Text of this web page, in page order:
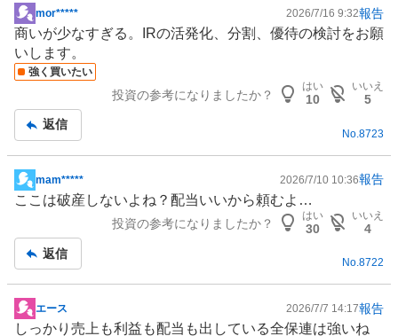
掲
示
板
記
mor***** 2026/7/16 9:32報告
商いが少なすぎる。 IRの活発化、分割、優待の検討をお願
いします。
強く買いたい
投資の参考になりましたか？
はい
10
いいえ
5
返信
No. 8723
掲
示
事
mam***** 2026/7/10 10:36報告
ここは破産しないよね？配当いいから頼むよ…
投資の参考になりましたか？
はい
30
いいえ
4
返信
No.8722
掲
エース 2026/7/7 14:17報告
しっかり売上も利益も配当も出している全保連は強いね